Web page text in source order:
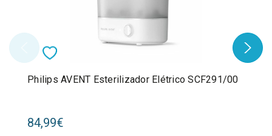
Philips AVENT Esterilizador Elétrico SCF291/00
84,99€